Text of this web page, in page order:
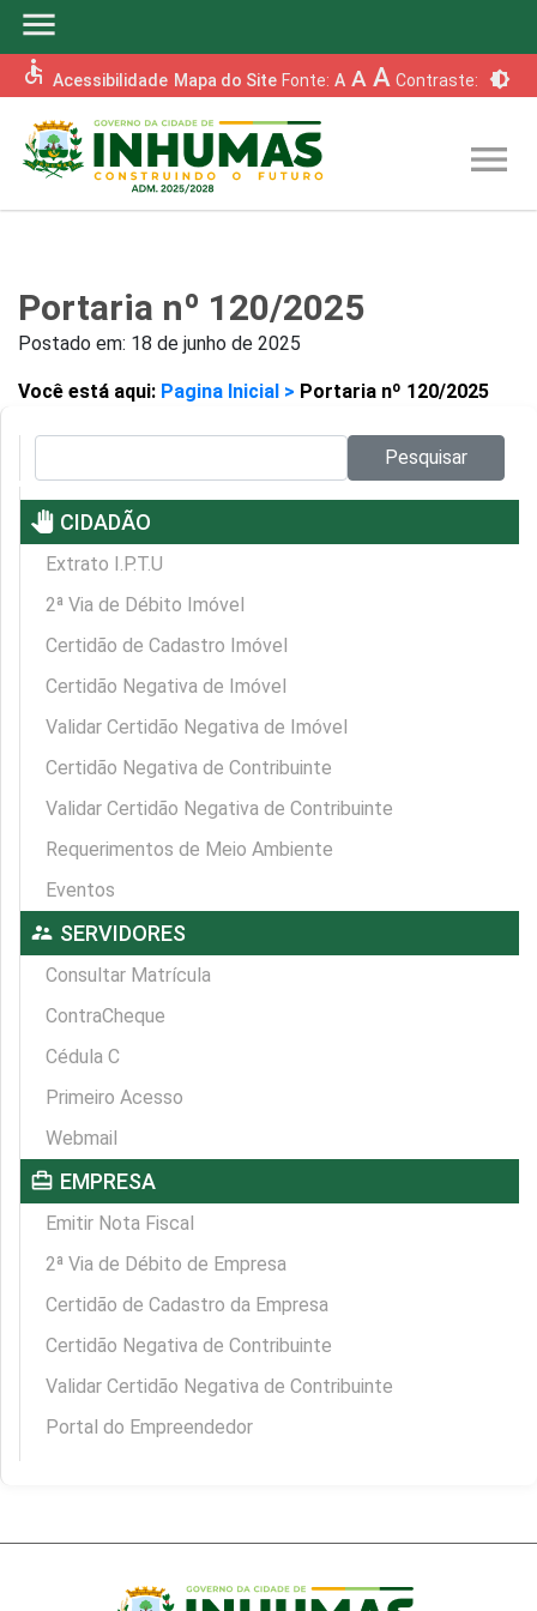
menu
accessible Acessibilidade Mapa do Site Fonte: A A A Contraste: brightness_6
menu
Portaria nº 120/2025
Postado em: 18 de junho de 2025
Você está aqui: Pagina Inicial > Portaria nº 120/2025
Pesquisar
pan_tool CIDADÃO
Extrato I.P.T.U
2ª Via de Débito Imóvel
Certidão de Cadastro Imóvel
Certidão Negativa de Imóvel
Validar Certidão Negativa de Imóvel
Certidão Negativa de Contribuinte
Validar Certidão Negativa de Contribuinte
Requerimentos de Meio Ambiente
Eventos
supervisor_account SERVIDORES
Consultar Matrícula
ContraCheque
Cédula C
Primeiro Acesso
Webmail
card_travel EMPRESA
Emitir Nota Fiscal
2ª Via de Débito de Empresa
Certidão de Cadastro da Empresa
Certidão Negativa de Contribuinte
Validar Certidão Negativa de Contribuinte
Portal do Empreendedor